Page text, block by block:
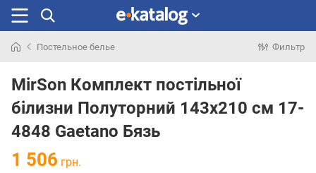
раньше
Постельное белье Фильтр
MirSon Комплект постільної
білизни Полуторний 143х210 см 17-
4848 Gaetano Бязь
1 506 грн.